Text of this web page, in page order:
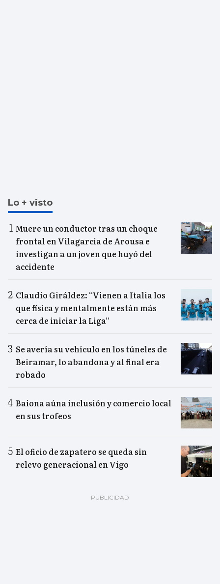
Lo + visto
Muere un conductor tras un choque
frontal en Vilagarcía de Arousa e
investigan a un joven que huyó del
accidente
Claudio Giráldez: “Vienen a Italia los
que física y mentalmente están más
cerca de iniciar la Liga”
Se avería su vehículo en los túneles de
Beiramar, lo abandona y al final era
robado
Baiona aúna inclusión y comercio local
en sus trofeos
El oficio de zapatero se queda sin
relevo generacional en Vigo